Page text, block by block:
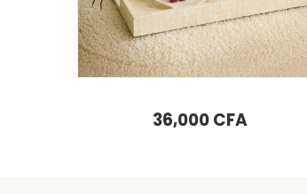
LIRE LA SUITE
35,000